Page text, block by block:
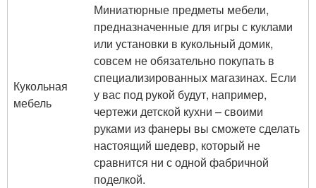
Кукольная
мебель
Миниатюрные предметы мебели,
предназначенные для игры с куклами
или установки в кукольный домик,
совсем не обязательно покупать в
специализированных магазинах. Если
у вас под рукой будут, например,
чертежи детской кухни – своими
руками из фанеры вы сможете сделать
настоящий шедевр, который не
сравнится ни с одной фабричной
поделкой.